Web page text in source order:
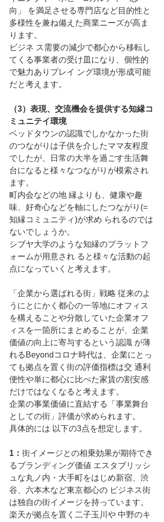
向」 を満足させる専門店など目的性と
多様性を兼ね備えた商業ニーズが高ま
ります。
ビジネ ス需要の減少で都心から移転し
てくる事業者の受け皿になり、個性的
で魅力ありプレイ ング環境が形成可能
だと考えます。
（3）表現、交流機会を提供する知縁コ
ミュニテイ環境
ベッドタウンの認識でしかなかった街
のつながりは子供を介したママ友程度
でしたが、日常の大半を過ごす生活舞
台になると様々なつながりが模索され
ます。
町内会などの地 縁よりも、健康や趣
味、好奇心などを軸にしたつながり(=
知縁コミュニティ)が求め られるのでは
ないでしょうか。
シブヤ大学のような知縁のプラットフ
ォームが用意され ると様々な活動の起
点になっていくと考えます。
「企業から選ばれる街」戦略 従来のよ
うにとにかく都心の一等地にオフィス
を構えることや分散していた企業オフ
ィスを一箇所にまとめることが、企業
価値の向上に寄与するという認識 が薄
れるBeyondコロナ時代は、企業にとっ
ても拠点を置く街の評価指標は交 通利
便性や単に都心に比べた家賃の割安感
だけではなくなると考えます。
企業の事業価値に直結する「事業舞台
としての街」評価が求められます。
具体的には 以下の3点を想定します。
1： 街イメージとの相乗効果が期待でき
るブランディング価値 エスタブリッシ
ュな丸ノ内・大手町をはじめ新宿、渋
谷、六本木など東京都心の ビジネス街
は独自の街イメージを持っています。
楽天が拠点を置く二子玉川や 中野のキ